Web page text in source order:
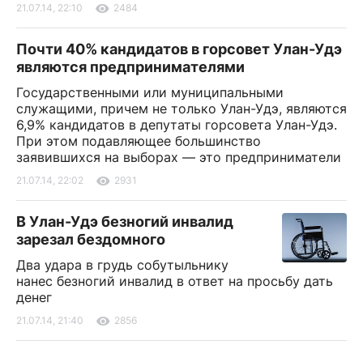
21.07.14, 22:10 2484
Почти 40% кандидатов в горсовет Улан-Удэ
являются предпринимателями
Государственными или муниципальными
служащими, причем не только Улан-Удэ, являются
6,9% кандидатов в депутаты горсовета Улан-Удэ.
При этом подавляющее большинство
заявившихся на выборах — это предприниматели
21.07.14, 22:02 2931
В Улан-Удэ безногий инвалид
зарезал бездомного
Два удара в грудь собутыльнику
нанес безногий инвалид в ответ на просьбу дать
денег
21.07.14, 21:40 2856